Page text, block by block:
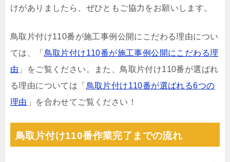
けがありましたら、ぜひともご協力をお願いします。
鳥取片付け110番が施工事例公開にこだわる理由につい
ては、「 鳥取片付け110番が施工事例公開にこだわる理
由 」をご覧ください。また、鳥取片付け110番が選ばれ
る理由については「 鳥取片付け110番が選ばれる6つの
理由 」を合わせてご覧ください！
鳥取片付け110番作業完了までの流れ